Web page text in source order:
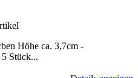
Höhe ca. 3,7cm -
Stück...